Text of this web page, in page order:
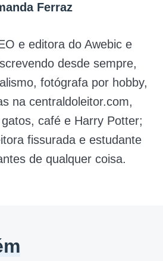
Ferraz
e editora do Awebic e
desde sempre,
fotógrafa por hobby,
na centraldoleitor.com,
café e Harry Potter;
fissurada e estudante
de qualquer coisa.